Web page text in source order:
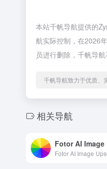
本站千帆导航提供的
航实际控制，在2026
员进行删除，千帆导航
千帆导航致力于优质、
相关导航